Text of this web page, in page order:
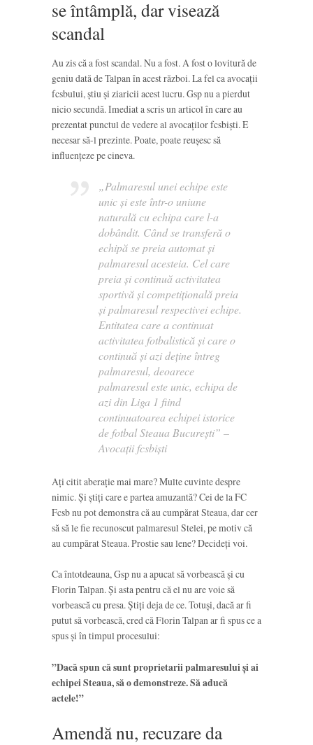
se întâmplă, dar visează
scandal
Au zis că a fost scandal. Nu a fost. A fost o lovitură de
geniu dată de Talpan în acest război. La fel ca avocații
fcsbului, știu și ziaricii acest lucru. Gsp nu a pierdut
nicio secundă. Imediat a scris un articol în care au
prezentat punctul de vedere al avocaților fcsbiști. E
necesar să-l prezinte. Poate, poate reușesc să
influențeze pe cineva.
„Palmaresul unei echipe este
unic și este într-o uniune
naturală cu echipa care l-a
dobândit. Când se transferă o
echipă se preia automat și
palmaresul acesteia. Cel care
preia și continuă activitatea
sportivă și competițională preia
și palmaresul respectivei echipe.
Entitatea care a continuat
activitatea fotbalistică și care o
continuă și azi deține întreg
palmaresul, deoarece
palmaresul este unic, echipa de
azi din Liga 1 fiind
continuatoarea echipei istorice
de fotbal Steaua București” –
Avocații fcsbiști
Ați citit aberație mai mare? Multe cuvinte despre
nimic. Și știți care e partea amuzantă? Cei de la FC
Fcsb nu pot demonstra că au cumpărat Steaua, dar cer
să să le fie recunoscut palmaresul Stelei, pe motiv că
au cumpărat Steaua. Prostie sau lene? Decideți voi.
Ca întotdeauna, Gsp nu a apucat să vorbească și cu
Florin Talpan. Și asta pentru că el nu are voie să
vorbească cu presa. Știți deja de ce. Totuși, dacă ar fi
putut să vorbească, cred că Florin Talpan ar fi spus ce a
spus și în timpul procesului:
”Dacă spun că sunt proprietarii palmaresului și ai
echipei Steaua, să o demonstreze. Să aducă
actele!”
Amendă nu, recuzare da